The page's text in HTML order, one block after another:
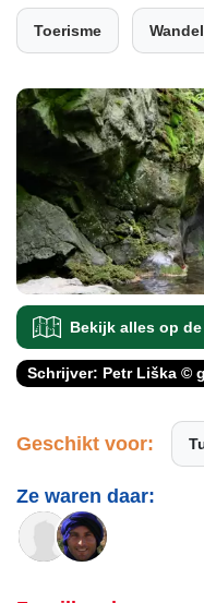
Toerisme
Bekijk alles op
Schrijver: Petr Liška ©
Geschikt voor:
Ze waren daar: